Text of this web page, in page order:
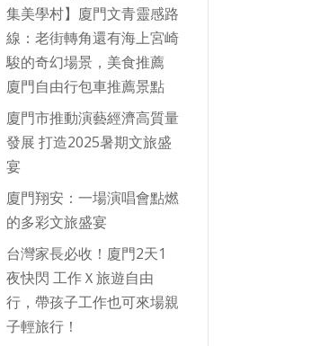
集美學村】廈門文青靈感路
線：老街轉角還有海上宮崎
駿的奇幻場景，美食推薦
廈門自由行包車推薦景點
廈門市推動演藝經濟高質量
發展 打造2025暑期文旅盛
宴
廈門翔安：一場演唱會點燃
的多彩文旅盛宴
台灣家長必收！廈門2天1
夜快閃 工作Ｘ旅遊自由
行，帶孩子工作也可來場親
子輕旅行！